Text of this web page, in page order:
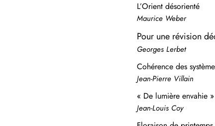
L’Orient désorienté
Maurice Weber
Pour une révision
Georges Lerbet
Cohérence des
Jean-Pierre Villain
« De lumière envahie
Jean-Louis Coy